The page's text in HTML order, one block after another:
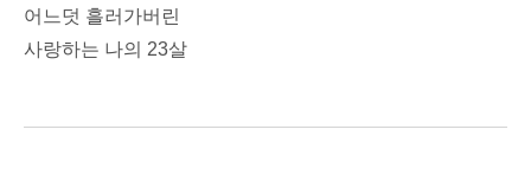
어느덧 흘러가버린
사랑하는 나의 23살